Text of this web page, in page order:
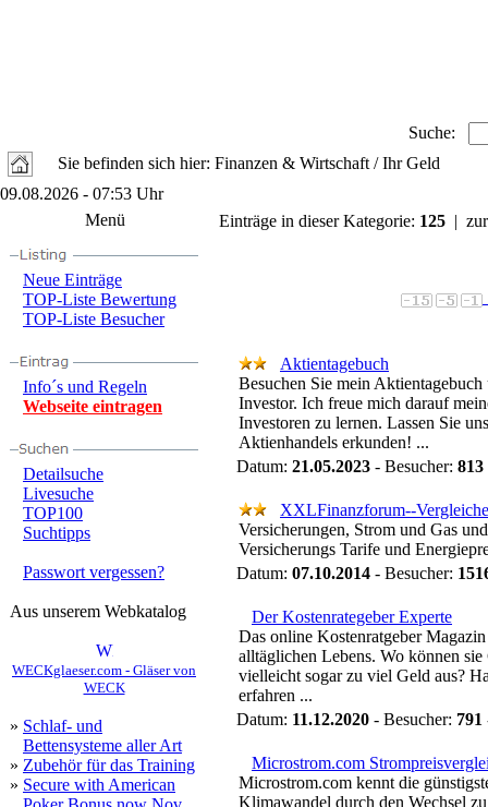
Suche:
Sie befinden sich hier: Finanzen & Wirtschaft / Ihr Geld
09.08.2026 - 07:53 Uhr
Menü
Neue Einträge
TOP-Liste Bewertung
TOP-Liste Besucher
Info´s und Regeln
Webseite eintragen
Detailsuche
Livesuche
TOP100
Suchtipps
Passwort vergessen?
Aus unserem Webkatalog
WECKglaeser.com - Gläser von
WECK
» Schlaf- und
Bettensysteme aller Art
» Zubehör für das Training
» Secure with American
Einträge in dieser Kategorie: 125 |
Aktientagebuch
Besuchen Sie mein
Investor. Ich freue mich darauf
Investoren zu lernen. Lassen Sie
Aktienhandels erkunden! ...
Datum: 21.05.2023 - Besucher: 813
XXLFinanzforum--
Versicherungen, Strom und Gas
Versicherungs Tarife und
Datum: 07.10.2014 - Besucher:
Der Kostenrategeber Experte
Das online Kostenratgeber
alltäglichen Lebens. Wo können
vielleicht sogar zu viel Geld aus?
erfahren ...
Datum: 11.12.2020 - Besucher: 791
Microstrom.com
Microstrom.com kennt die
Klimawandel durch den Wechsel